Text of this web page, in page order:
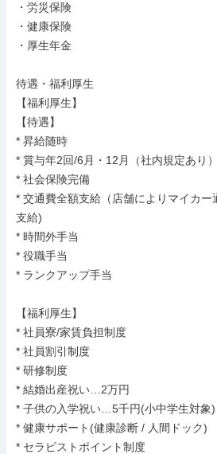
・労災保険
・健康保険
・厚生年金
待遇・福利厚生
【福利厚生】
【待遇】
* 昇給随時
* 賞与年2回/6月・12月（社内規定あり）
* 社会保険完備
* 交通費全額支給（店舗によりマイカ
支給)
* 時間外手当
* 役職手当
* ランクアップ手当
【福利厚生】
* 社員寮/家賃負担制度
* 社員割引制度
* 研修制度
* 結婚出産祝い…2万円
* 子供の入学祝い…5千円(小中学生対象)
* 健康サポート(健康診断 / 人間ドック)
* セラピストポイント制度